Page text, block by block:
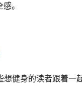
。
健身的读者跟着一